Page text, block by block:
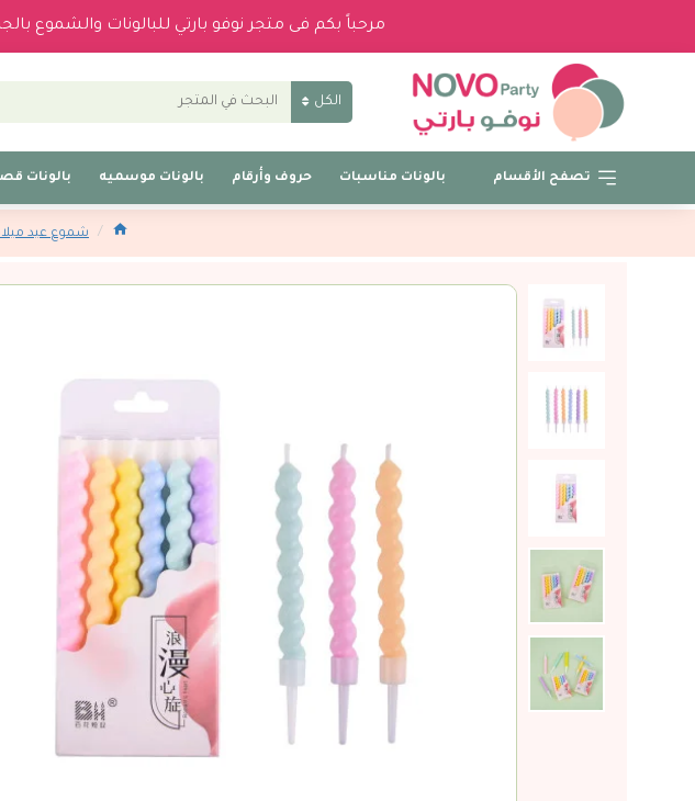
مرحباً بكم فى متجر نوفو بارتي للبالونات والشموع
الكل
تصفح الأقسام بالونات مناسبات حروف وأرقام بالونات موسميه بالونات
شموع عيد